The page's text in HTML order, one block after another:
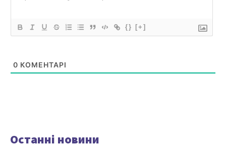
{} [+]
0 КОМЕНТАРІ
Останні новини